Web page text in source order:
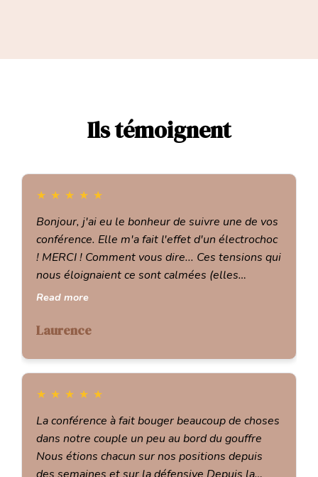
Ils témoignent
★ ★ ★ ★ ★
Bonjour, j'ai eu le bonheur de suivre une de vos
conférence. Elle m'a fait l'effet d'un électrochoc
! MERCI ! Comment vous dire... Ces tensions qui
nous éloignaient ce sont calmées (elles
reviendront c'est certain ! Mais j'aurai déjà
malheureux que votre méthode ne puisse pas
heureux à deux, comme vous le disiez, elle
Vraiment, inscrivez vous et écouter.... C'est un
bouleversement radical dans comment vivre
son couple. Merci pour ce cadeau fait à travers
votre conférence. Et merci pour ce mouvement
incroyable dans mon couple, même si j'ai
Read more
Laurence
★ ★ ★ ★ ★
La conférence à fait bouger beaucoup de choses
dans notre couple un peu au bord du gouffre
Nous étions chacun sur nos positions depuis
des semaines et sur la défensive Depuis la